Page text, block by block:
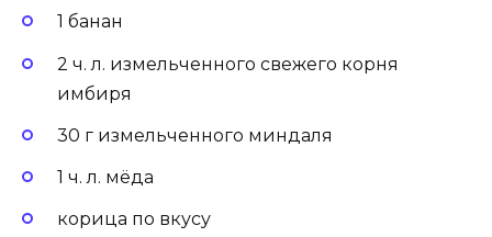
1 банан
2 ч. л. измельченного свежего корня
имбиря
30 г измельченного миндаля
1 ч. л. мёда
корица по вкусу